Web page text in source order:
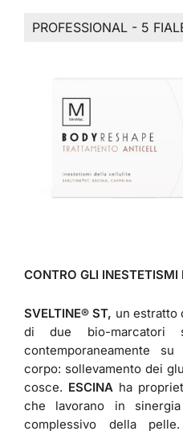
PROFESSIONAL - 5
CONTRO GLI INESTETISMI
SVELTINE® ST, un estratto
di due bio-marcatori
contemporaneamente
corpo: sollevamento dei
cosce. ESCINA ha
che lavorano in
complessivo della